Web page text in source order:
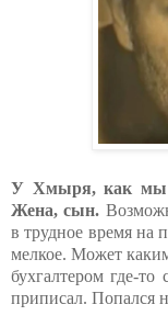
У Хмыря, как мы
Жена, сын.
в трудное время на
мелкое. Может
бухгалтером где-
приписал. Попался